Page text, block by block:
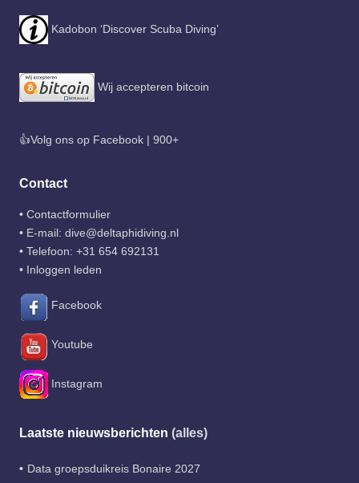
Kadobon ‘Discover Scuba Diving’
Wij accepteren bitcoin
👍Volg ons op Facebook | 900+
Contact
• Contactformulier
• E-mail: dive@deltaphidiving.nl
• Telefoon: +31 654 692131
• Inloggen leden
Facebook
Youtube
Instagram
Laatste nieuwsberichten (alles)
Data groepsduikreis Bonaire 2027